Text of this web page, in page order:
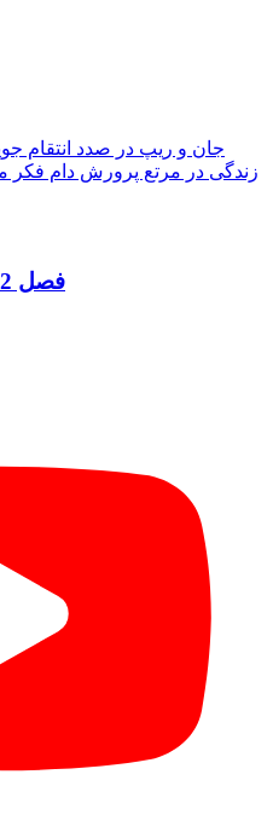
جان و ریپ در صدد انتقام
زندگی در مرتع پرورش دام فکر
فصل 2 قسمت 9 سریال یلو استون